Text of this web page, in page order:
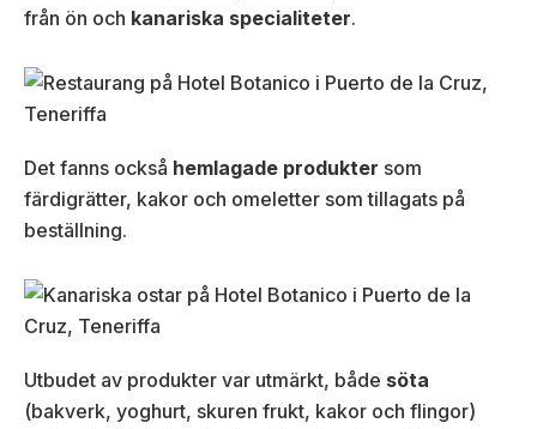
från ön och kanariska specialiteter.
Det fanns också hemlagade produkter som
färdigrätter, kakor och omeletter som tillagats på
beställning.
Utbudet av produkter var utmärkt, både söta
(bakverk, yoghurt, skuren frukt, kakor och flingor)